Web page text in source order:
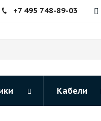
+7 495 748-89-03
Кабели